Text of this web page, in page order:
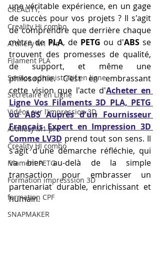
CREALITY,
Creality Hi combo
Artillery M1 Pro
Filament PLA
Service administratif en ligne
Secrétaire en Ligne
Vidéos sur l'impression 3D,
Artillery M1 pro
Creality HI combo
Filament PETG
Formation impresssion 3D
formation CPF
SNAPMAKER
une véritable expérience, en un gage
de succès pour vos projets ? Il s'agit
de comprendre que derrière chaque
mètre de PLA, de PETG ou d'ABS se
trouvent des promesses de qualité,
de support, et même une
philosophie. C'est en embrassant
cette vision que l'acte d'Acheter en
Ligne Vos Filaments 3D PLA, PETG
ou ABS Auprès d'un Fournisseur
Français Expert en Impression 3D
Comme LV3D prend tout son sens. Il
s'agit d'une démarche réfléchie, qui
va bien au-delà de la simple
transaction pour embrasser un
partenariat durable, enrichissant et
humain.